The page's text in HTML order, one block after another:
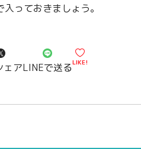
っておきましょう。
ェアLINEで送るLIKE!